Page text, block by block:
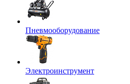
Пневмооборудование
Электроинструмент